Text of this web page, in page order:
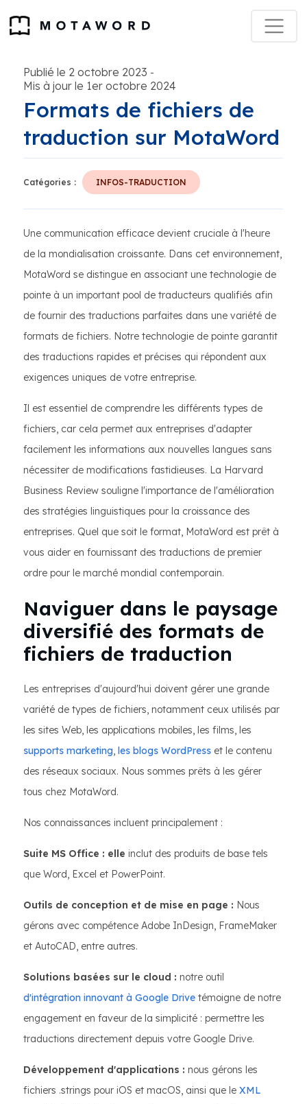
Publié le 2 octobre 2023 -
Mis à jour le 1er octobre 2024
Formats de fichiers de
traduction sur MotaWord
Catégories : INFOS-TRADUCTION
Une communication efficace devient cruciale à l'heure
de la mondialisation croissante. Dans cet environnement,
MotaWord se distingue en associant une technologie de
pointe à un important pool de traducteurs qualifiés afin
de fournir des traductions parfaites dans une variété de
formats de fichiers. Notre technologie de pointe garantit
des traductions rapides et précises qui répondent aux
exigences uniques de votre entreprise.
Il est essentiel de comprendre les différents types de
fichiers, car cela permet aux entreprises d'adapter
facilement les informations aux nouvelles langues sans
nécessiter de modifications fastidieuses. La Harvard
Business Review souligne l'importance de l'amélioration
des stratégies linguistiques pour la croissance des
entreprises. Quel que soit le format, MotaWord est prêt à
vous aider en fournissant des traductions de premier
ordre pour le marché mondial contemporain.
Naviguer dans le paysage
diversifié des formats de
fichiers de traduction
Les entreprises d'aujourd'hui doivent gérer une grande
variété de types de fichiers, notamment ceux utilisés par
les sites Web, les applications mobiles, les films, les
supports marketing, les blogs WordPress et le contenu
des réseaux sociaux. Nous sommes prêts à les gérer
tous chez MotaWord.
Nos connaissances incluent principalement :
Suite MS Office : elle inclut des produits de base tels
que Word, Excel et PowerPoint.
Outils de conception et de mise en page : Nous
gérons avec compétence Adobe InDesign, FrameMaker
et AutoCAD, entre autres.
Solutions basées sur le cloud : notre outil
d'intégration innovant à Google Drive témoigne de notre
engagement en faveur de la simplicité : permettre les
traductions directement depuis votre Google Drive.
Développement d'applications : nous gérons les
fichiers .strings pour iOS et macOS, ainsi que le XML